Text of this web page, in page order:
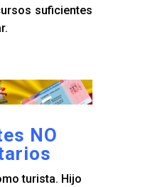
suficientes
NO
turista. Hijo